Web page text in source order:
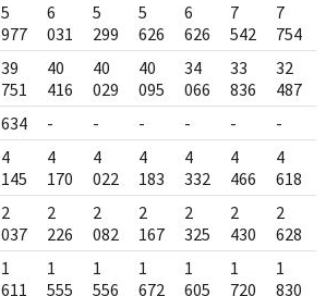
5
977
6
031
5
299
5
626
6
626
7
542
7
754
39
751
40
416
40
029
40
095
34
066
33
836
32
487
634 - - - - - -
4
145
4
170
4
022
4
183
4
332
4
466
4
618
2
037
2
226
2
082
2
167
2
325
2
430
2
628
1
611
1
555
1
556
1
672
1
605
1
720
1
830